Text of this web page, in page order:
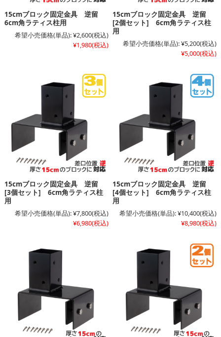
15cmブロック固定金具 逆留
6cm角ラティス柱用
希望小売価格(単品):¥2,600(税込)
¥1,980(税込)
15cmブロック固定金具 逆留
[2個セット] 6cm角ラティス柱
用
希望小売価格(単品):¥5,200(税込)
¥5,000(税込)
15cmブロック固定金具 逆留
[3個セット] 6cm角ラティス柱
用
希望小売価格(単品):¥7,800(税込)
¥6,980(税込)
15cmブロック固定金具 逆留
[4個セット] 6cm角ラティス柱
用
希望小売価格(単品):¥10,400(税込)
¥8,980(税込)